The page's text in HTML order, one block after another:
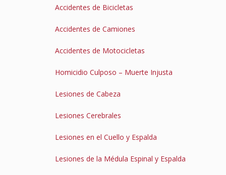
Accidentes de Bicicletas
Accidentes de Camiones
Accidentes de Motocicletas
Homicidio Culposo – Muerte Injusta
Lesiones de Cabeza
Lesiones Cerebrales
Lesiones en el Cuello y Espalda
Lesiones de la Médula Espinal y Espalda